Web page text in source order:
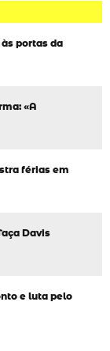
portas da
«A
férias em
Davis
e luta pelo